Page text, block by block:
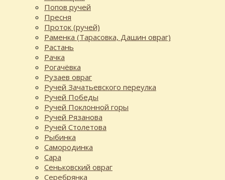
Попов ручей
Пресня
Проток (ручей)
Раменка (Тарасовка, Дашин овраг)
Растань
Рачка
Рогачёвка
Рузаев овраг
Ручей Зачатьевского переулка
Ручей Победы
Ручей Поклонной горы
Ручей Рязанова
Ручей Столетова
Рыбинка
Самородинка
Сара
Сеньковский овраг
Серебрянка